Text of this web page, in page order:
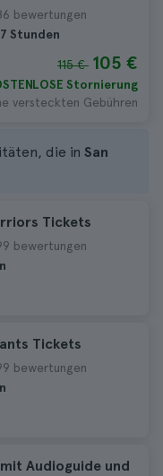
bewertungen
Stunden
115 € 105 €
Stornierung
versteckten Gebühren
die in San
Tickets
bewertungen
Tickets
bewertungen
Audioguide und